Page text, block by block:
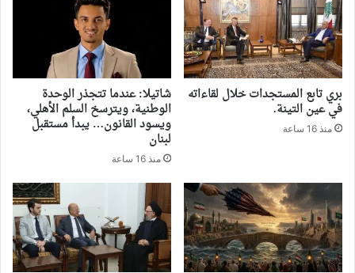
بري تابع المستجدات خلال لقاءاته
في عين التينة.
منذ 16 ساعة
شاتيلا: عندما تتجذر الوحدة
الوطنية، ويترسخ السلم الأهلي،
ويسود القانون… يبدأ مستقبل
لبنان
منذ 16 ساعة